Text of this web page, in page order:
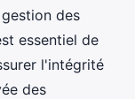
des
essentiel de
l'intégrité
des